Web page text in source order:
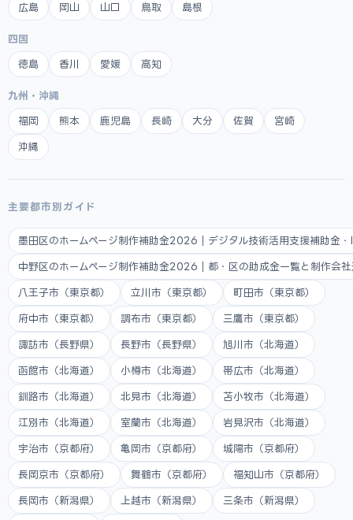
広島 岡山 山口 鳥取 島根
四国
徳島 香川 愛媛 高知
九州・沖縄
福岡 熊本 鹿児島 長崎 大分 佐賀 宮崎
沖縄
主要都市別ガイド
墨田区のホームページ制作補助金2026｜デジタル技術活用支援補助金
中野区のホームページ制作補助金2026｜都・区の助成金一覧と制作会
八王子市（東京都） 立川市（東京都） 町田市（東京都）
府中市（東京都） 調布市（東京都） 三鷹市（東京都）
諏訪市（長野県） 長野市（長野県） 旭川市（北海道）
函館市（北海道） 小樽市（北海道） 帯広市（北海道）
釧路市（北海道） 北見市（北海道） 苫小牧市（北海道）
江別市（北海道） 室蘭市（北海道） 岩見沢市（北海道）
宇治市（京都府） 亀岡市（京都府） 城陽市（京都府）
長岡京市（京都府） 舞鶴市（京都府） 福知山市（京都府）
長岡市（新潟県） 上越市（新潟県） 三条市（新潟県）